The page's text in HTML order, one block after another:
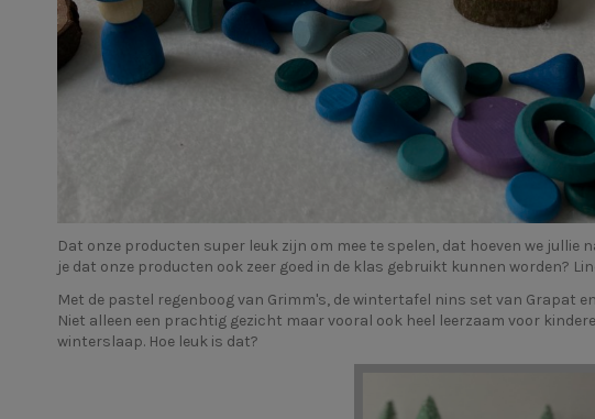
Dat onze producten super leuk zijn om mee te spelen, dat hoeven we
je dat onze producten ook zeer goed in de klas gebruikt kunnen worden?
Met de pastel regenboogvan Grimm's, dewintertafel nins set van Grapat
Niet alleen een prachtig gezicht maar vooral ook heel leerzaam voor
winterslaap. Hoe leuk is dat?